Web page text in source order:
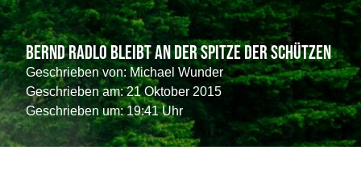
Bernd Radlo bleibt an der Spitze der Schützen
Geschrieben von: Michael Wunder
Geschrieben am: 21 Oktober 2015
Geschrieben um: 19:41 Uhr